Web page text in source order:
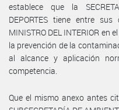
establece que la
DEPORTES tiene entre
MINISTRO DEL INTERIOR
la prevención de la
al alcance y aplicación
competencia.
Que el mismo anexo antes